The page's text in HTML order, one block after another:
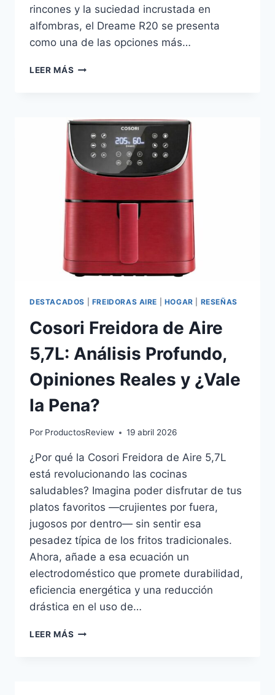
rincones y la suciedad incrustada en
alfombras, el Dreame R20 se presenta
como una de las opciones más…
LEER MÁS DREAME
ASPIRADOR
INALÁMBRICO
DEFINITIVO
PARA
HOGARES
SUCIEDAD
DESTACADOS FREIDORAS AIRE HOGAR RESEÑAS
Cosori Freidora de Aire
5,7L: Análisis Profundo,
Opiniones Reales y ¿Vale
la Pena?
Por ProductosReview 19 abril 2026
¿Por qué la Cosori Freidora de Aire 5,7L
está revolucionando las cocinas
saludables? Imagina poder disfrutar de tus
platos favoritos —crujientes por fuera,
jugosos por dentro— sin sentir esa
pesadez típica de los fritos tradicionales.
Ahora, añade a esa ecuación un
electrodoméstico que promete durabilidad,
eficiencia energética y una reducción
drástica en el uso de…
LEER MÁS COSORI